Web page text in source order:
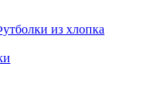
из хлопка